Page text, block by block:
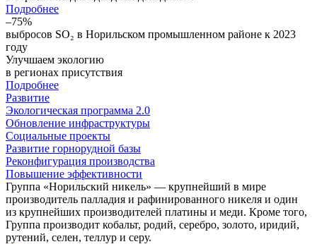
Подробнее
–75%
выбросов SO₂ в Норильском промышленном районе к 2023
году
Улучшаем экологию
в регионах присутствия
Подробнее
Развитие
Экологическая программа 2.0
Обновление инфраструктуры
Социальные проекты
Развитие горнорудной базы
Реконфигурация производства
Повышение эффективности
Группа «Норильский никель» — крупнейший в мире
производитель палладия и рафинированного никеля и один
из крупнейших производителей платины и меди. Кроме того,
Группа производит кобальт, родий, серебро, золото, иридий,
рутений, селен, теллур и серу.